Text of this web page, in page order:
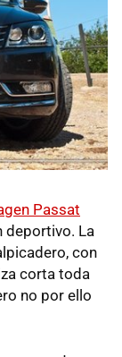
Passat
deportivo. La
con
corta toda
no por ello